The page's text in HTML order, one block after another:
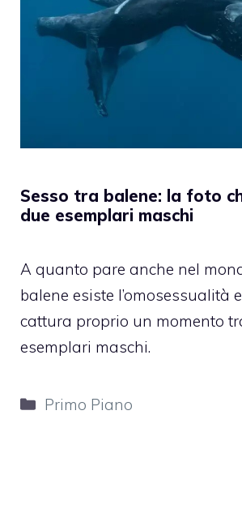
Sesso tra balene: la foto
due esemplari maschi
A quanto pare anche nel
balene esiste l’omosessualità
cattura proprio un momento
esemplari maschi.
Categorie
Primo Piano